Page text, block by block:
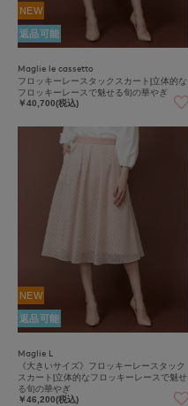
NEW
返品可能
Maglie le cassetto
フロッキーレースタックスカート|立体的な
フロッキーレースで魅せる旬の華やぎ
￥40,700(税込)
NEW
返品可能
Maglie L
《大きいサイズ》フロッキーレースタック
スカート|立体的なフロッキーレースで魅せ
る旬の華やぎ
￥46,200(税込)